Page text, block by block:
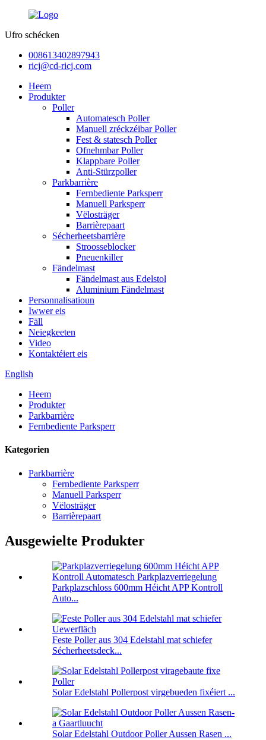
Ufro schécken
008613402897943
ricj@cd-ricj.com
Heem
Produkter
Poller
Automatesch Poller
Manuell zréckzéibar Poller
Fest & statesch Poller
Ofnehmbar Poller
Klappbare Poller
Anti-Stürzpoller
Parkbarrière
Fernbediente Parksperr
Manuell Parksperr
Vëlosträger
Barrièrepaart
Sécherheetsbarrière
Stroosseblocker
Pneuenkiller
Fändelmast
Fändelmast aus Edelstol
Aluminium Fändelmast
Personnalisatioun
Iwwer eis
Fäll
Neiegkeeten
Video
Kontaktéiert eis
English
Heem
Produkter
Parkbarrière
Fernbediente Parksperr
Kategorien
Parkbarrière
Fernbediente Parksperr
Manuell Parksperr
Vëlosträger
Barrièrepaart
Ausgewielte Produkter
Parkplazschloss 600mm Héicht APP Kontroll
Auto...
Feste Poller aus 304 Edelstahl mat schiefer
Sécherheetsdeck...
Solar Edelstahl Pollerpost virgebueden fixéiert ...
Solar Edelstahl Outdoor Poller Aussen Rasen ...